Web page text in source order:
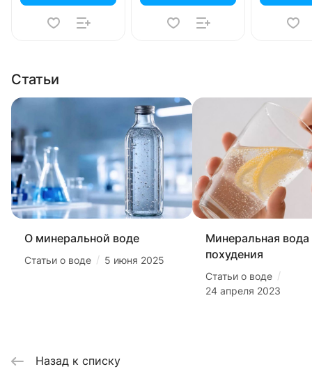
Статьи
О минеральной воде
Статьи о воде / 5 июня 2025
Минеральная вода
похудения
Статьи о воде /
24 апреля 2023
Назад к списку